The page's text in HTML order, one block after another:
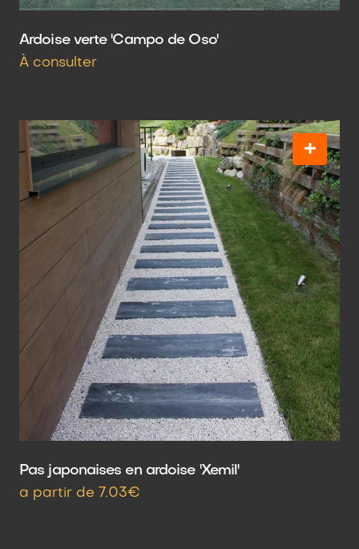
Ardoise verte 'Campo de Oso'
À consulter
Pas japonaises en ardoise 'Xemil'
a partir de 7.03€